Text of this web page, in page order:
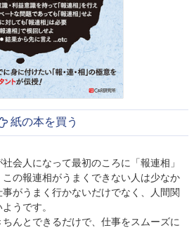
紙の本を買う
会人になって最初のころに「報連相」
の報連相がうまくできない人は少なか
がうまく行かないだけでなく、人間関
うです。
んとできるだけで、仕事をスムーズに